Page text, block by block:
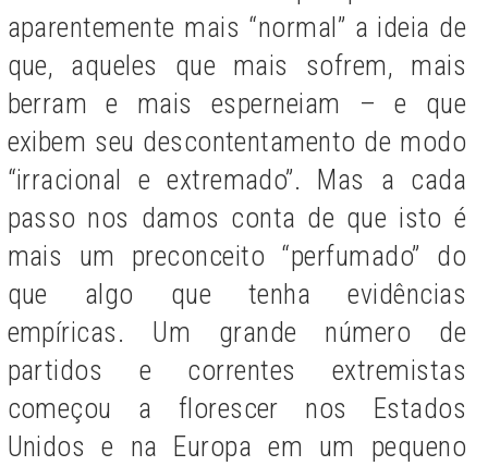
aparentemente mais “normal” a ideia de
que, aqueles que mais sofrem, mais
berram e mais esperneiam – e que
exibem seu descontentamento de modo
“irracional e extremado”. Mas a cada
passo nos damos conta de que isto é
mais um preconceito “perfumado” do
que algo que tenha evidências
empíricas. Um grande número de
partidos e correntes extremistas
começou a florescer nos Estados
Unidos e na Europa em um pequeno